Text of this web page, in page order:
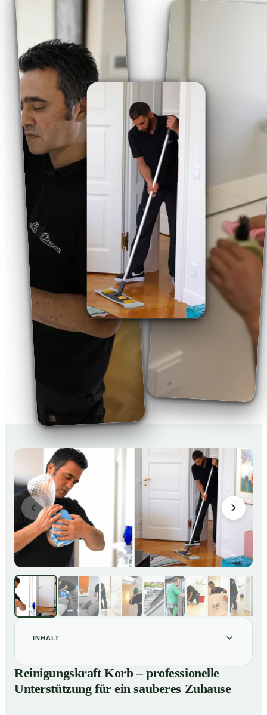
INHALT
01Reinigungskraft Korb – professionelle Unterstützung
für ein sauberes Zuhause
Unsere Leistungen im Überblick
Reinigungskraft Korb – professionelle
Unterstützung für ein sauberes Zuhause